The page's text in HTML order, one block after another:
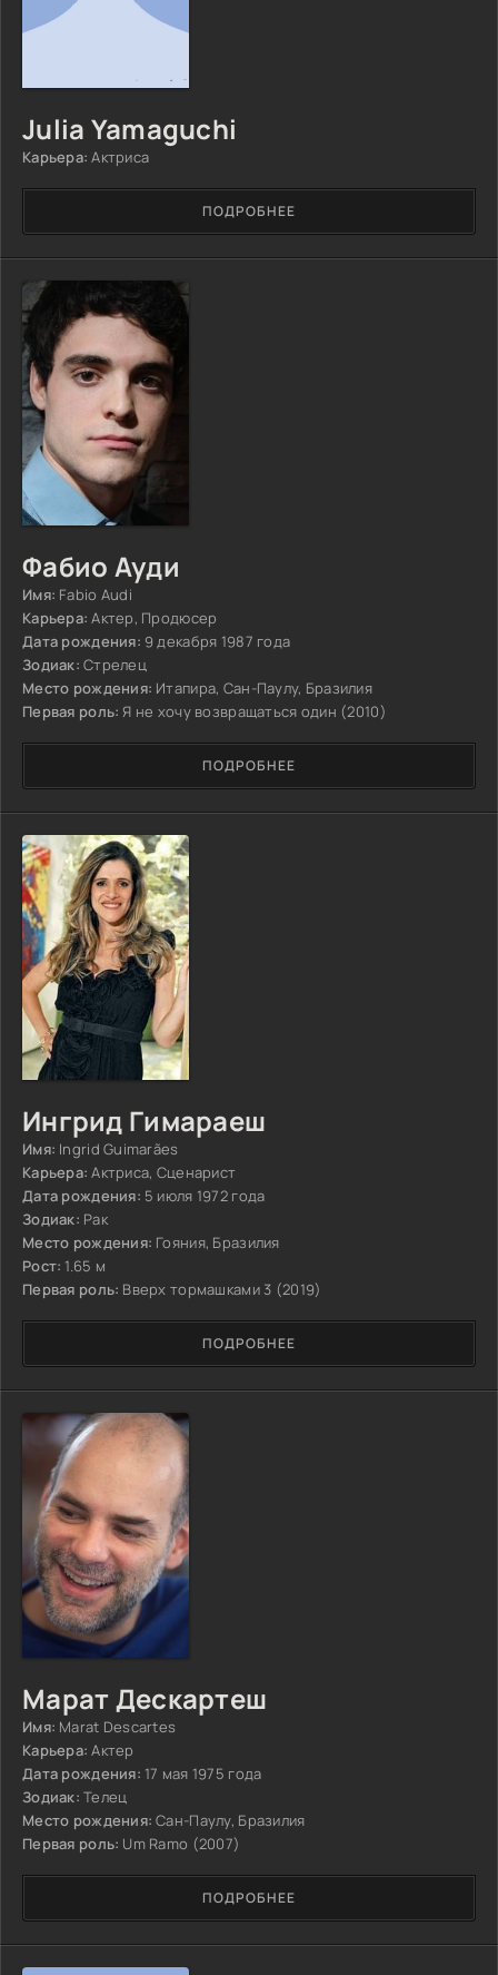
Julia Yamaguchi
Карьера: Актриса
ПОДРОБНЕЕ
Фабио Ауди
Имя: Fabio Audi
Карьера: Актер, Продюсер
Дата рождения: 9 декабря 1987 года
Зодиак: Стрелец
Место рождения: Итапира, Сан-Паулу, Бразилия
Первая роль: Я не хочу возвращаться один (2010)
ПОДРОБНЕЕ
Ингрид Гимараеш
Имя: Ingrid Guimarães
Карьера: Актриса, Сценарист
Дата рождения: 5 июля 1972 года
Зодиак: Рак
Место рождения: Гояния, Бразилия
Рост: 1.65 м
Первая роль: Вверх тормашками 3 (2019)
ПОДРОБНЕЕ
Марат Дескартеш
Имя: Marat Descartes
Карьера: Актер
Дата рождения: 17 мая 1975 года
Зодиак: Телец
Место рождения: Сан-Паулу, Бразилия
Первая роль: Um Ramo (2007)
ПОДРОБНЕЕ